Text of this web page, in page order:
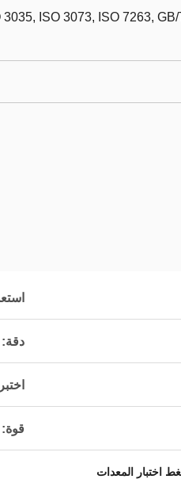
3035, ISO 3073, ISO 7263,
دقة:
قوة:
اختبار المعدات